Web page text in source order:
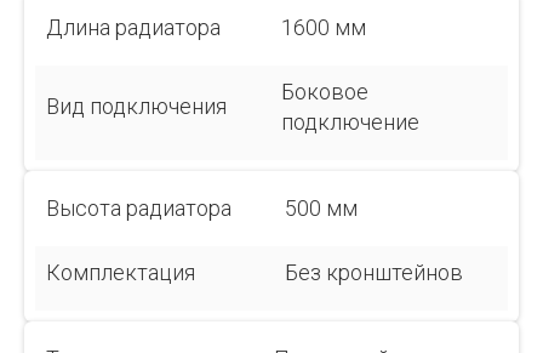
Длина радиатора 1600 мм
Вид подключения
Боковое
подключение
Высота радиатора 500 мм
Комплектация Без кронштейнов